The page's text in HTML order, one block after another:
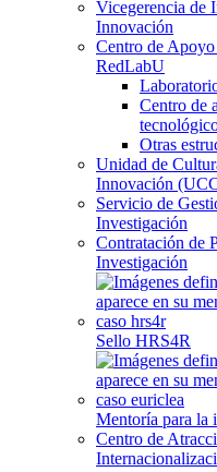
Vicegerencia de
Innovación
Centro de
RedLabU
Centro de
Otras
Unidad de
Innovación
Servicio de
Investigación
Contratación de
Investigación
Sello HRS4R
Mentoría para la
Centro de